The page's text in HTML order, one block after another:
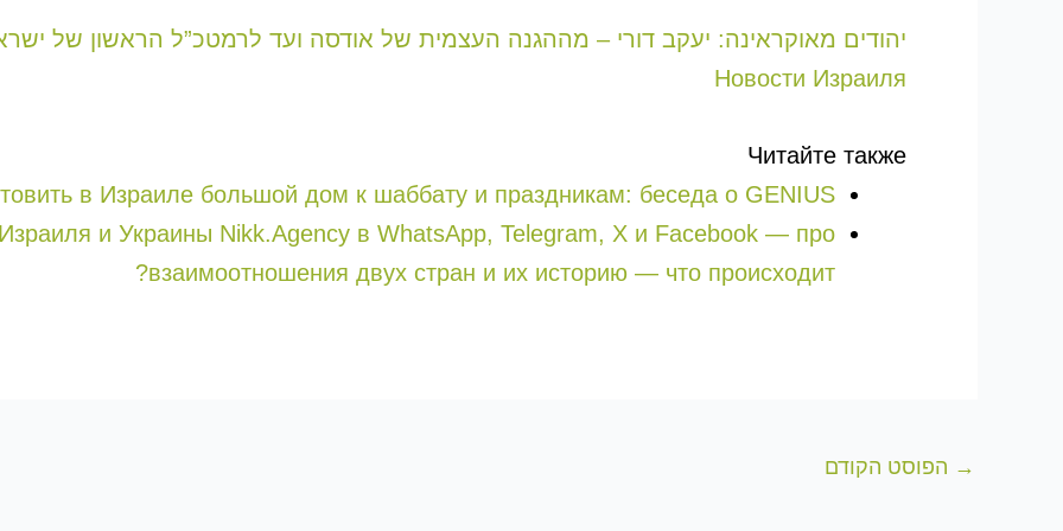
יהודים מאוקראינה: יעקב דורי – מההגנה העצמית של אודסה ועד לרמטכ”ל הראשון של
Новости Израиля
Читайте также
в Израиле большой дом к шаббату и праздникам: беседа о GENIUS
и Украины Nikk.Agency в WhatsApp, Telegram, X и Facebook — про
взаимоотношения двух стран и их историю — что происходит?
→ הפוסט הקודם